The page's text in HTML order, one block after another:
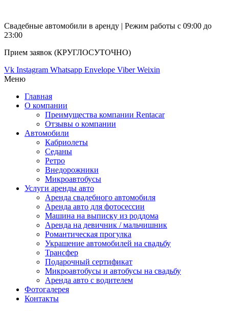
Свадебные автомобили в аренду | Режим работы с 09:00 до
23:00
Прием заявок (КРУГЛОСУТОЧНО)
Vk Instagram Whatsapp Envelope Viber Weixin
Меню
Главная
О компании
Преимущества компании Rentacar
Отзывы о компании
Автомобили
Кабриолеты
Седаны
Ретро
Внедорожники
Микроавтобусы
Услуги аренды авто
Аренда свадебного автомобиля
Аренда авто для фотосессии
Машина на выписку из роддома
Аренда на девичник / мальчишник
Романтическая прогулка
Украшение автомобилей на свадьбу
Трансфер
Подарочный сертификат
Микроавтобусы и автобусы на свадьбу
Аренда авто с водителем
Фотогалерея
Контакты